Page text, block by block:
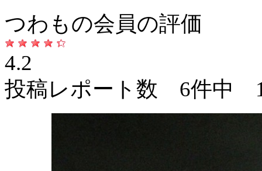
つわもの会員の評価
4.2
投稿レポート数 6件中